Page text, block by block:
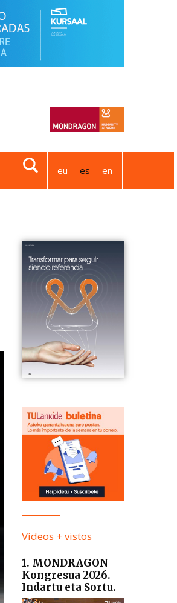
eu es en
Vídeos + vistos
1. MONDRAGON
Kongresua 2026.
Indartu eta Sortu.